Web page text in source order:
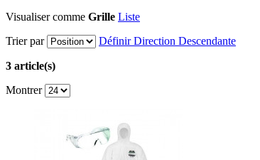
Visualiser comme Grille Liste
Trier par
Définir Direction Descendante
3 article(s)
Montrer